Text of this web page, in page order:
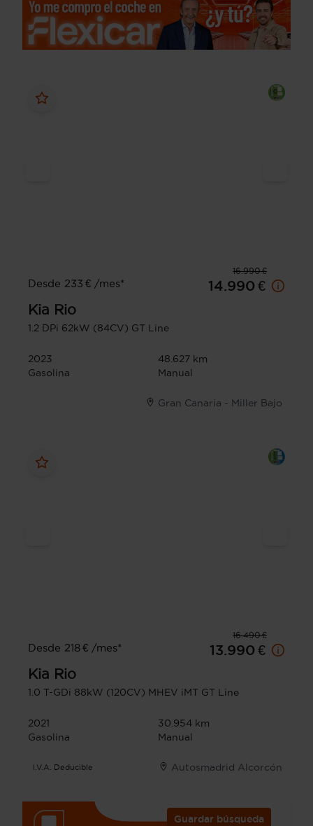
16.990 €
Desde 233 € /mes*
14.990 €
Kia Rio
1.2 DPi 62kW (84CV) GT Line
2023
48.627 km
Gasolina
Manual
Gran Canaria - Miller Bajo
16.490 €
Desde 218 € /mes*
13.990 €
Kia Rio
1.0 T-GDi 88kW (120CV) MHEV iMT GT Line
2021
30.954 km
Gasolina
Manual
I.V.A. Deducible Autosmadrid Alcorcón
Guardar búsqueda